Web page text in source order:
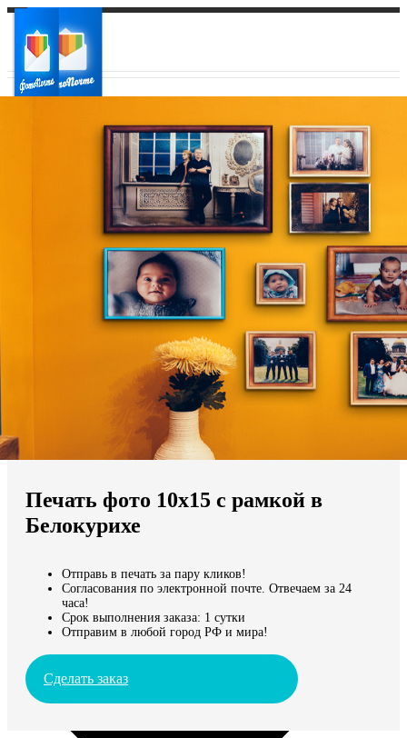
Ваш регион доставки
Выберите из списка:
Мы доставляем по всему миру
Продолжить без города
Печать фото 10х15 с рамкой в
Белокурихе
Отправь в печать за пару кликов!
Согласования по электронной почте. Отвечаем за 24
часа!
Срок выполнения заказа: 1 сутки
Отправим в любой город РФ и мира!
Сделать заказ